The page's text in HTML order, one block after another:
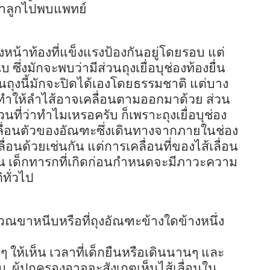
ลูกไปพบแพทย์
น้าท้องที่แข็งแรงป้องกันอยู่โดยรอบ แต่
ซึ่งมักจะพบว่ามีส่วนถุงเยื่อบุช่องท้องยื่น
งนี้มักจะปิดได้เองโดยธรรมชาติ แต่บาง
ให้ลำไส้อาจเคลื่อนตามออกมาด้วย ส่วน
ว่าทำไมเหรอครับ ก็เพราะถุงเยื่อบุช่อง
อนตัวของอัณฑะซึ่งเดินทางจากภายในช่อง
อนด้วยเช่นกัน แต่การเคลื่อนที่ของไส้เลื่อน
เด็กทารกที่เกิดก่อนกำหนดจะมีภาวะความ
ทั่วไป
ณขาหนีบหรือที่ถุงอัณฑะข้างใดข้างหนึ่ง
ห้เห็น เวลาที่เด็กยืนหรือเดินนานๆ และ